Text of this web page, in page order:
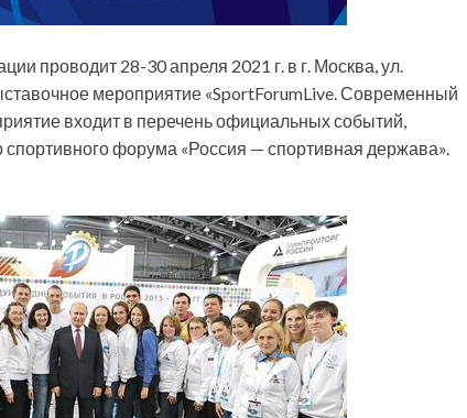
проводит 28-30 апреля 2021 г. в г. Москва, ул.
мероприятие «SportForumLive. Современный
входит в перечень официальных событий,
форума «Россия — спортивная держава».